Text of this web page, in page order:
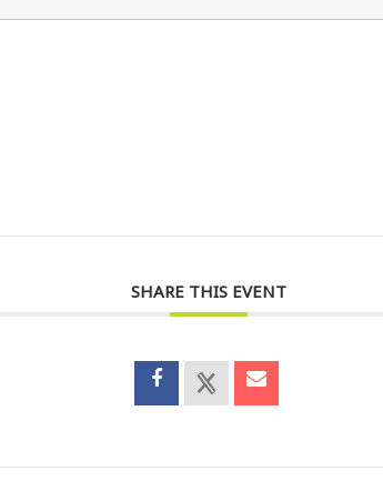
SHARE THIS EVENT